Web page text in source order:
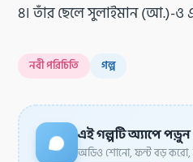
৪। তাঁর ছেলে সুলাইমান (আ.)-ও
নবী পরিচিতি গল্প
এই গল্পটি অ্যাপে পড়ুন
অডিও শোনো, ফন্ট বড় করো,